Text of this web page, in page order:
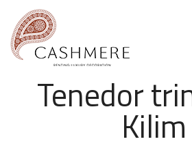
Tenedor
Kilim